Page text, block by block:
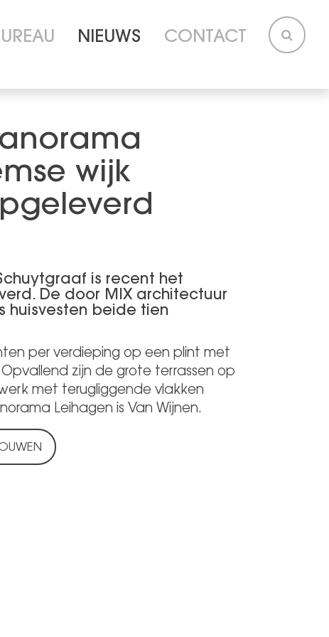
NIEUWS CONTACT
wijk
is recent het
De door MIX architectuur
huisvesten beide tien
per verdieping op een plint met
zijn de grote terrassen op
met terugliggende vlakken
Leihagen is Van Wijnen.